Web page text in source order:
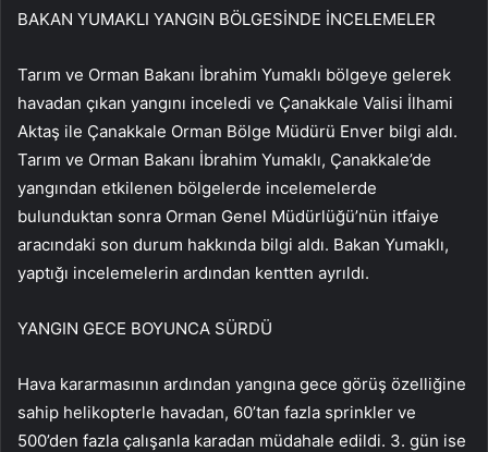
BAKAN YUMAKLI YANGIN BÖLGESİNDE İNCELEMELER
Tarım ve Orman Bakanı İbrahim Yumaklı bölgeye gelerek
havadan çıkan yangını inceledi ve Çanakkale Valisi İlhami
Aktaş ile Çanakkale Orman Bölge Müdürü Enver bilgi aldı.
Tarım ve Orman Bakanı İbrahim Yumaklı, Çanakkale’de
yangından etkilenen bölgelerde incelemelerde
bulunduktan sonra Orman Genel Müdürlüğü’nün itfaiye
aracındaki son durum hakkında bilgi aldı. Bakan Yumaklı,
yaptığı incelemelerin ardından kentten ayrıldı.
YANGIN GECE BOYUNCA SÜRDÜ
Hava kararmasının ardından yangına gece görüş özelliğine
sahip helikopterle havadan, 60’tan fazla sprinkler ve
500’den fazla çalışanla karadan müdahale edildi. 3. gün ise